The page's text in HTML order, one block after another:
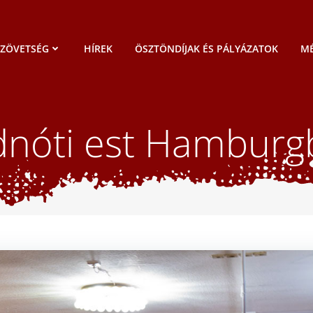
HÍREK ÖSZTÖNDÍJAK ÉS PÁLYÁZATOK
est